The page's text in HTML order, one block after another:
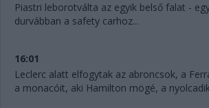
Piastri leborotválta az egyik belső falat -
durvábban a safety carhoz...
16:01
Leclerc alatt elfogytak az abroncsok, a
a monacóit, aki Hamilton mögé, a